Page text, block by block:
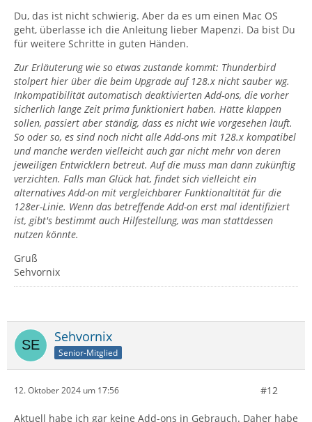
Du, das ist nicht schwierig. Aber da es um einen Mac OS
geht, überlasse ich die Anleitung lieber Mapenzi. Da bist Du
für weitere Schritte in guten Händen.
Zur Erläuterung wie so etwas zustande kommt: Thunderbird
stolpert hier über die beim Upgrade auf 128.x nicht sauber wg.
Inkompatibilität automatisch deaktivierten Add-ons, die vorher
sicherlich lange Zeit prima funktioniert haben. Hätte klappen
sollen, passiert aber ständig, dass es nicht wie vorgesehen läuft.
So oder so, es sind noch nicht alle Add-ons mit 128.x kompatibel
und manche werden vielleicht auch gar nicht mehr von deren
jeweiligen Entwicklern betreut. Auf die muss man dann zukünftig
verzichten. Falls man Glück hat, findet sich vielleicht ein
alternatives Add-on mit vergleichbarer Funktionaltität für die
128er-Linie. Wenn das betreffende Add-on erst mal identifiziert
ist, gibt's bestimmt auch Hilfestellung, was man stattdessen
nutzen könnte.
Gruß
Sehvornix
Sehvornix
Senior-Mitglied
12. Oktober 2024 um 17:56 #12
Aktuell habe ich gar keine Add-ons in Gebrauch. Daher habe